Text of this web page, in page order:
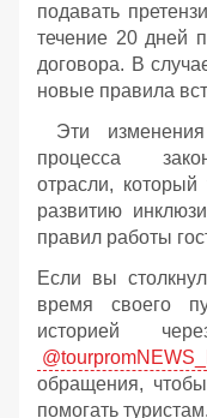
подавать
течение 20 дней
договора. В
новые правила
Эти изменения
процесса
отрасли,
развитию
правил работы
Если вы
время своего
историей
обращения,
помогать туристам.